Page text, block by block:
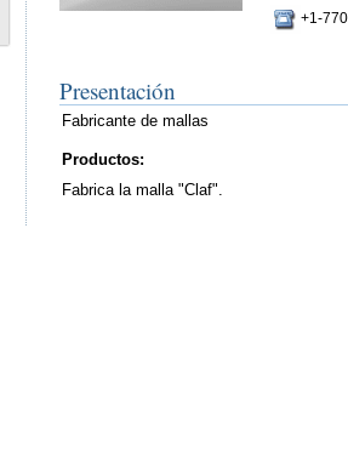
+1-
Presentación
Fabricante de mallas
Productos:
Fabrica la malla "Claf".